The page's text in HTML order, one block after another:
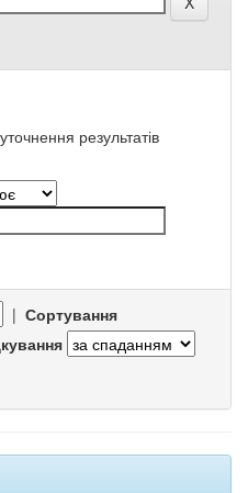
результатів
| Сортування